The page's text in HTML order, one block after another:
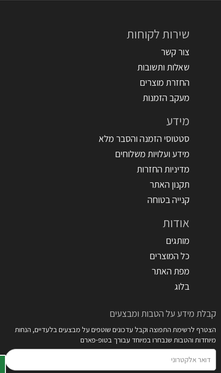
שירות לקוחות
צור קשר
שאלות ותשובות
החזרת מוצרים
מעקב הזמנות
מידע
סטטוסי הזמנה והסבר מלא
מידע ועלויות משלוחים
מדיניות החזרות
תקנון האתר
קנייה בטוחה
אודות
מותגים
כל המוצרים
מפת האתר
בלוג
קבלת מידע על הטבות ומבצעים
הצטרף לרשימת התפוצה וקבל עדכונים שוטפים על מבצעים בלעדיים, הנחות
מיוחדות והטבות שנבחרו במיוחד עבורך בטופ-פארם
אלקטרוני